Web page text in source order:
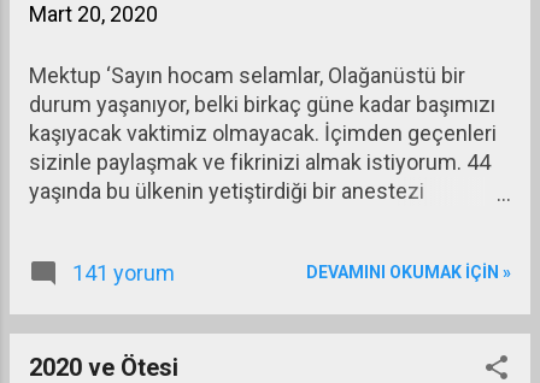
teori. Modern para teorisi, vergi
yapılmaması ilkesinin doğru
olmadığını savunuyor. Tam tersine
önce harcama yapılmasını sonra bu
harcamaların yarattığı gelirden ve
işlemlerden vergi alınması gerektiğini
yaklaşımları arasındaki farkı özet bir
tablo yardımıyla gösterelim:
Mart 20, 2020
Mektup ‘Sayın hocam selamlar, Olağanüstü bir
durum yaşanıyor, belki birkaç güne kadar başımızı
kaşıyacak vaktimiz olmayacak. İçimden geçenleri
sizinle paylaşmak ve fikrinizi almak istiyorum. 44
yaşında bu ülkenin yetiştirdiği bir anestezi
düşen ne varsa yapmaya çalışacağım. Benim 10
zorundayım. Sizin fikriniz burada değerli oluyor. En
kötüsü olan benim ölümüm üzerinden yürüyelim,
141 yorum DEVAMINI OKUMAK IÇIN »
2020 ve Ötesi